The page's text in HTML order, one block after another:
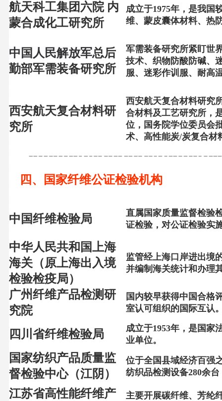
航天科工集团六院 内
蒙合成化工研究所
成立于1975年，是我国
维、蒙皮囊体材料、热
中国人民解放军总后
勤部军需装备研究所
军需装备研究所紧盯世
技术、织物防酸防碱、
服、迷彩作训服、耐高
西安航天复合材料研
究所
西安航天复合材料研究
合材料及工艺研究所，
位，国务院学位委员会
术、高性能炭/炭复合
四、国家纤维公证检验机构
中国纤维检验局
直属国家质量监督检验
证检验，对公证检验实
中华人民共和国上海
海关（原上海出入境
检验检疫局）
监管经上海口岸进出境
并编制海关统计和办理
广州纤维产品检测研
究院
国内较早获得中国合格
室认可组织的国际互认
四川省纤维检验局 成立于1953年，是国家
业单位。
国家纺织产品质量监
督检验中心（江阴）
位于全国县域经济百强
纺织品检测设备280余台
江苏省高性能纤维产
主要开展碳纤维、芳纶